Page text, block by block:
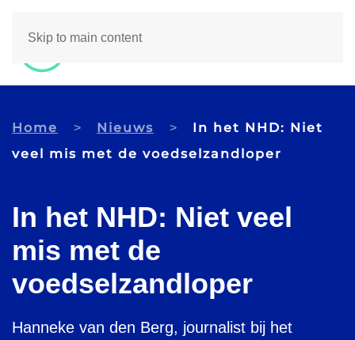
Skip to main content
Home Nieuws
In het NHD: Niet
veel mis met de voedselzandloper
In het NHD: Niet veel
mis met de
voedselzandloper
Hanneke van den Berg, journalist bij het